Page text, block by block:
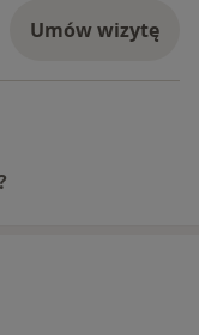
Umów wizytę